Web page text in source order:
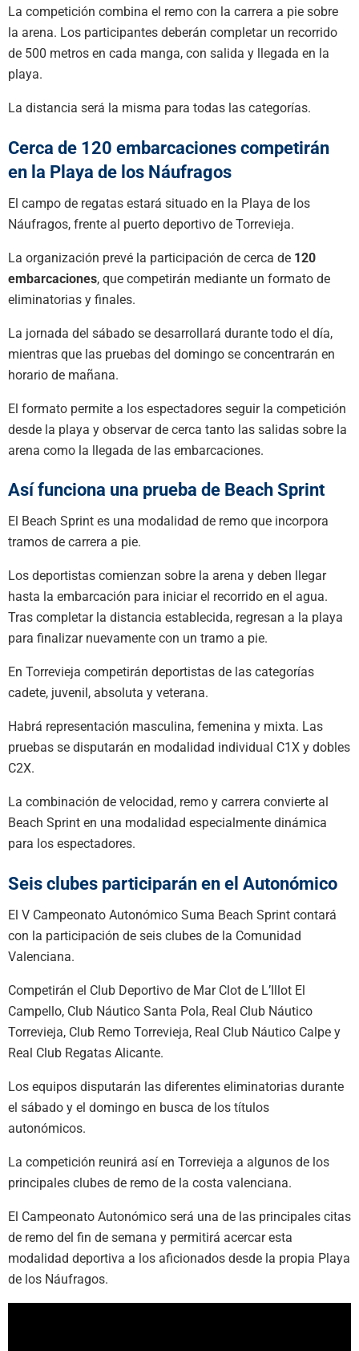
La competición combina el remo con la carrera a pie sobre
la arena. Los participantes deberán completar un recorrido
de 500 metros en cada manga, con salida y llegada en la
playa.
La distancia será la misma para todas las categorías.
Cerca de 120 embarcaciones competirán
en la Playa de los Náufragos
El campo de regatas estará situado en la Playa de los
Náufragos, frente al puerto deportivo de Torrevieja.
La organización prevé la participación de cerca de 120
embarcaciones, que competirán mediante un formato de
eliminatorias y finales.
La jornada del sábado se desarrollará durante todo el día,
mientras que las pruebas del domingo se concentrarán en
horario de mañana.
El formato permite a los espectadores seguir la competición
desde la playa y observar de cerca tanto las salidas sobre la
arena como la llegada de las embarcaciones.
Así funciona una prueba de Beach Sprint
El Beach Sprint es una modalidad de remo que incorpora
tramos de carrera a pie.
Los deportistas comienzan sobre la arena y deben llegar
hasta la embarcación para iniciar el recorrido en el agua.
Tras completar la distancia establecida, regresan a la playa
para finalizar nuevamente con un tramo a pie.
En Torrevieja competirán deportistas de las categorías
cadete, juvenil, absoluta y veterana.
Habrá representación masculina, femenina y mixta. Las
pruebas se disputarán en modalidad individual C1X y dobles
C2X.
La combinación de velocidad, remo y carrera convierte al
Beach Sprint en una modalidad especialmente dinámica
para los espectadores.
Seis clubes participarán en el Autonómico
El V Campeonato Autonómico Suma Beach Sprint contará
con la participación de seis clubes de la Comunidad
Valenciana.
Competirán el Club Deportivo de Mar Clot de L’Illot El
Campello, Club Náutico Santa Pola, Real Club Náutico
Torrevieja, Club Remo Torrevieja, Real Club Náutico Calpe y
Real Club Regatas Alicante.
Los equipos disputarán las diferentes eliminatorias durante
el sábado y el domingo en busca de los títulos
autonómicos.
La competición reunirá así en Torrevieja a algunos de los
principales clubes de remo de la costa valenciana.
El Campeonato Autonómico será una de las principales citas
de remo del fin de semana y permitirá acercar esta
modalidad deportiva a los aficionados desde la propia Playa
de los Náufragos.